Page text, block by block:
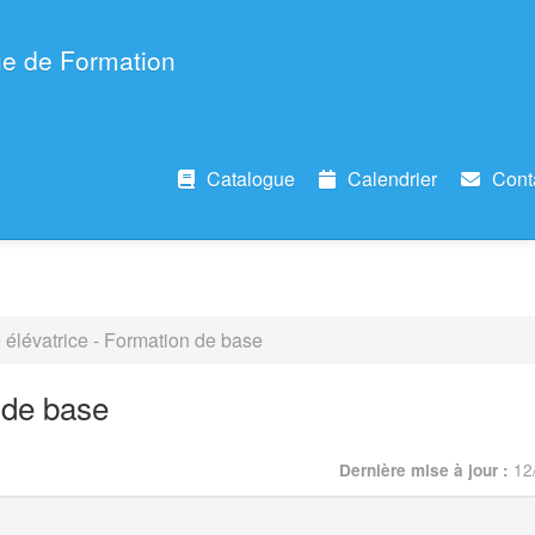
de Formation
Catalogue Calendrier
- Formation de base
base
Dernière mise à jour :